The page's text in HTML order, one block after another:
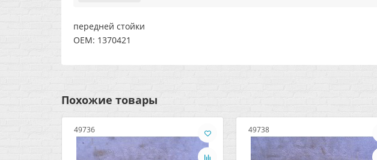
передней стойки
OEM: 1370421
Похожие товары
49736 49738